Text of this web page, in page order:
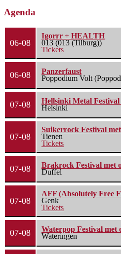
Agenda
06-08
Igorrr + HEALTH
013 (013 (Tilburg))
Tickets
06-08
Panzerfaust
Poppodium Volt
07-08
Hellsinki Metal
Helsinki
07-08
Suikerrock Festival
Tienen
Tickets
07-08
Brakrock Festival met
Duffel
07-08
AFF (Absolutely Free
Genk
Tickets
07-08
Waterpop Festival met
Wateringen